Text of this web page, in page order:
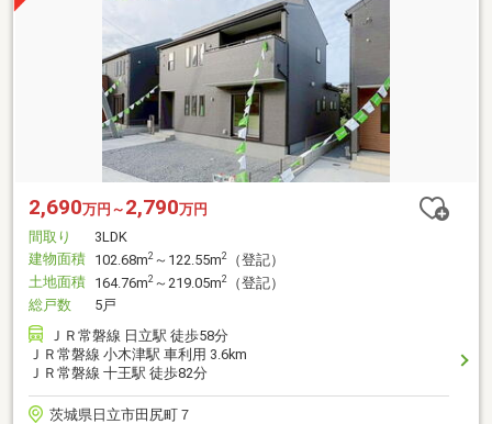
2,690万円～ 2,790万円
間取り
3LDK
建物面積 102.68m2 ～122.55m2
（登記）
土地面積 164.76m2 ～219.05m2
（登記）
総戸数
5戸
ＪＲ常磐線 日立駅 徒歩58分
ＪＲ常磐線 小木津駅 車利用 3.6km
ＪＲ常磐線 十王駅 徒歩82分
茨城県日立市田尻町７